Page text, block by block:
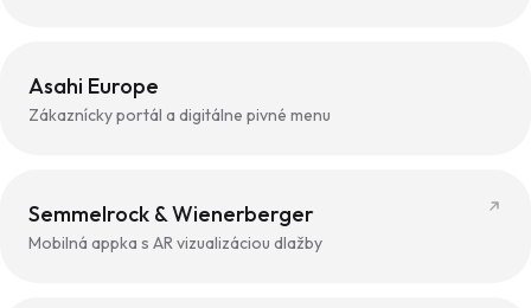
Asahi Europe
Zákaznícky portál a digitálne pivné menu
Semmelrock & Wienerberger
Mobilná appka s AR vizualizáciou dlažby